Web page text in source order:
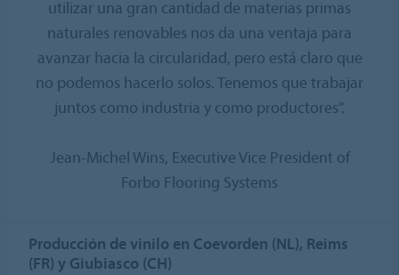
utilizar una gran cantidad de materias primas
naturales renovables nos da una ventaja para
avanzar hacia la circularidad, pero está claro que
no podemos hacerlo solos. Tenemos que trabajar
juntos como industria y como productores”.
Jean-Michel Wins, Executive Vice President of
Forbo Flooring Systems
Producción de vinilo en Coevorden (NL), Reims
(FR) y Giubiasco (CH)